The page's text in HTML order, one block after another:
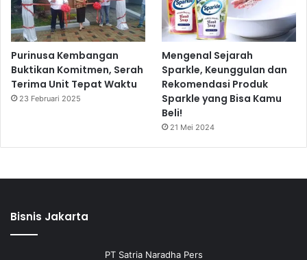
Purinusa Kembangan
Buktikan Komitmen, Serah
Terima Unit Tepat Waktu
23 Februari 2025
Mengenal Sejarah
Sparkle, Keunggulan dan
Rekomendasi Produk
Sparkle yang Bisa Kamu
Beli!
21 Mei 2024
Bisnis Jakarta
PT Satria Naradha Pers